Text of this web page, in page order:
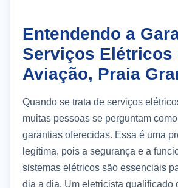
Entendendo a
Serviços Elétricos
Aviação, Praia
Quando se trata de serviços
muitas pessoas se perguntam
garantias oferecidas. Essa é uma
legítima, pois a segurança e a
sistemas elétricos são essenciais
dia a dia. Um eletricista qualificado